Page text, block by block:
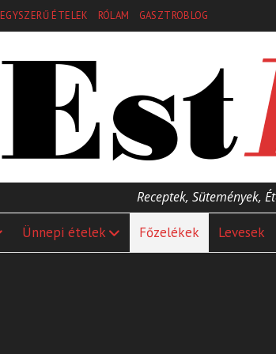
EGYSZERŰ ÉTELEK RÓLAM GASZTROBLOG
Receptek, Sütemények,
Ünnepi ételek Főzelékek Levesek